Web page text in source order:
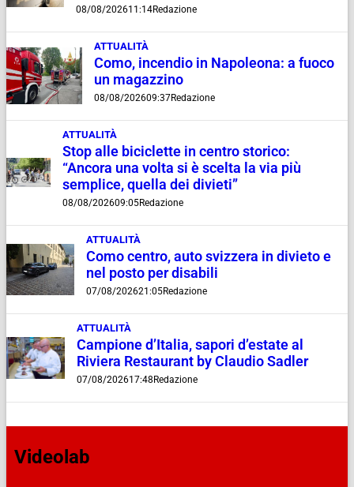
08/08/202611:14Redazione
ATTUALITÀ
Como, incendio in Napoleona: a fuoco
un magazzino
08/08/202609:37Redazione
ATTUALITÀ
Stop alle biciclette in centro storico:
“Ancora una volta si è scelta la via più
semplice, quella dei divieti”
08/08/202609:05Redazione
ATTUALITÀ
Como centro, auto svizzera in divieto e
nel posto per disabili
07/08/202621:05Redazione
ATTUALITÀ
Campione d’Italia, sapori d’estate al
Riviera Restaurant by Claudio Sadler
07/08/202617:48Redazione
Videolab